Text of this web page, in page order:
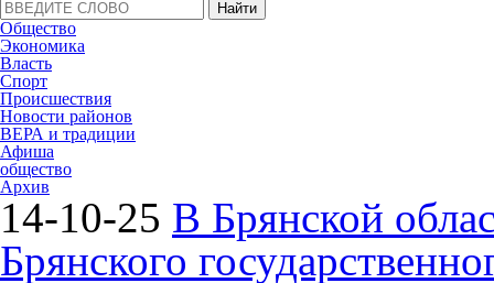
Общество
Экономика
Власть
Спорт
Происшествия
Новости районов
ВЕРА и традиции
Афиша
общество
Архив
14-10-25 В Брянской
Брянского